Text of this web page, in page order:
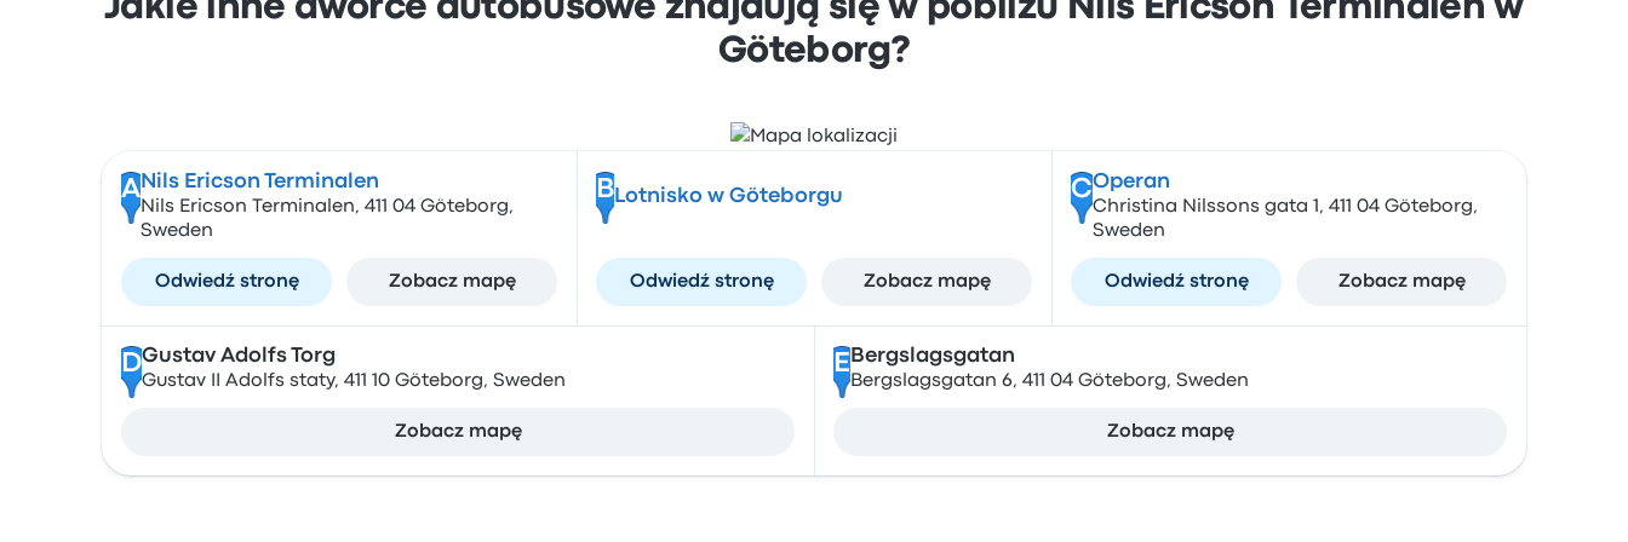
Jakie inne dworce autobusowe znajdują się w pobliżu Nils Ericson Terminalen w
Göteborg?
A Nils Ericson Terminalen
Nils Ericson Terminalen, 411 04 Göteborg,
Sweden
Odwiedź stronę Zobacz mapę
BLotnisko w Göteborgu
Odwiedź stronę Zobacz mapę
COperan
Christina Nilssons gata 1, 411 04 Göteborg,
Sweden
Odwiedź stronę Zobacz mapę
DGustav Adolfs Torg
Gustav II Adolfs staty, 411 10 Göteborg, Sweden
Zobacz mapę
E Bergslagsgatan
Bergslagsgatan 6, 411 04 Göteborg, Sweden
Zobacz mapę